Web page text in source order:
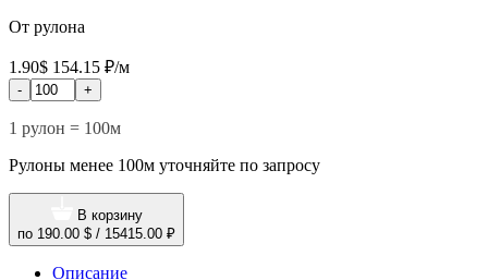
От рулона
1.90$ 154.15 ₽/м
- +
1 рулон = 100м
Рулоны менее 100м уточняйте по запросу
В корзину
по 190.00 $ / 15415.00 ₽
Описание